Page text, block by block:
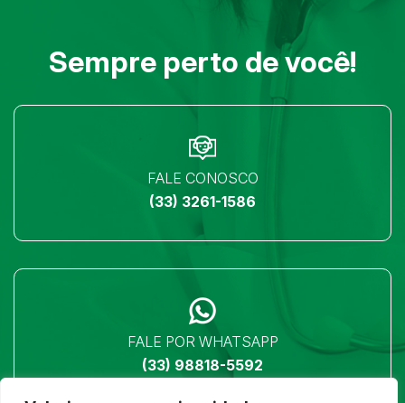
Sempre perto de você!
FALE CONOSCO
(33) 3261-1586
FALE POR WHATSAPP
(33) 98818-5592